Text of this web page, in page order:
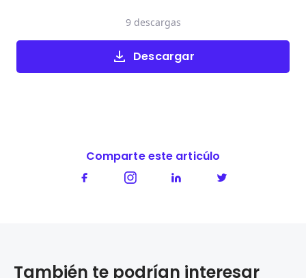
Descargar
9 descargas
Comparte este articúlo
También te podrían interesar